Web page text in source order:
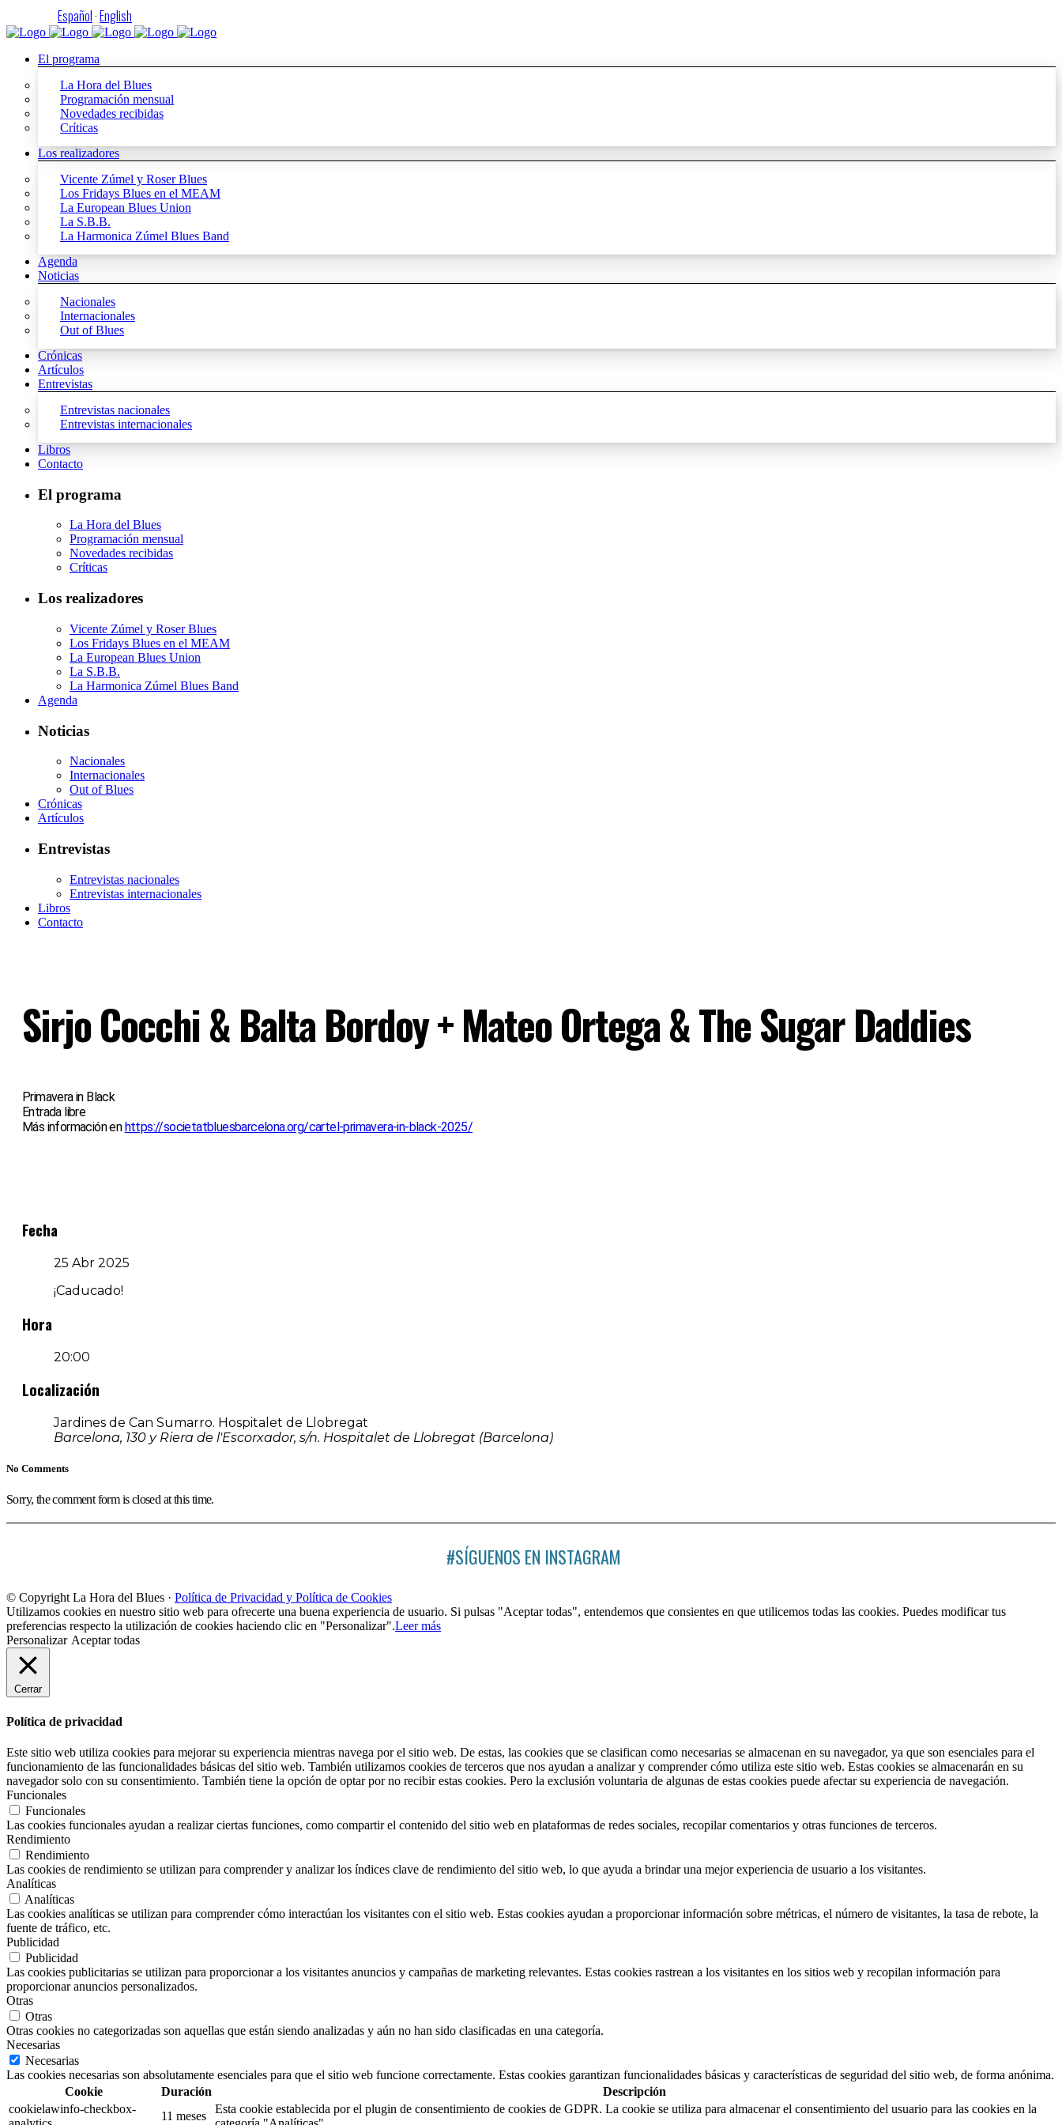
Español·English
El programa
La Hora del Blues
Programación mensual
Novedades recibidas
Críticas
Los realizadores
Vicente Zúmel y Roser Blues
Los Fridays Blues en el MEAM
La European Blues Union
La S.B.B.
La Harmonica Zúmel Blues Band
Agenda
Noticias
Nacionales
Internacionales
Out of Blues
Crónicas
Artículos
Entrevistas
Entrevistas nacionales
Entrevistas internacionales
Libros
Contacto
El programa
La Hora del Blues
Programación mensual
Novedades recibidas
Críticas
Los realizadores
Vicente Zúmel y Roser Blues
Los Fridays Blues en el MEAM
La European Blues Union
La S.B.B.
La Harmonica Zúmel Blues Band
Agenda
Noticias
Nacionales
Internacionales
Out of Blues
Crónicas
Artículos
Entrevistas
Entrevistas nacionales
Entrevistas internacionales
Libros
Contacto
Sirjo Cocchi & Balta Bordoy + Mateo Ortega & The Sugar Daddies
Primavera in Black
Entrada libre
Más información enhttps://societatbluesbarcelona.org/cartel-primavera-in-black-2025/
Fecha
25 Abr 2025
¡Caducado!
Hora
20:00
Localización
Jardines de Can Sumarro. Hospitalet de Llobregat
Barcelona, 130 y Riera de l'Escorxador, s/n. Hospitalet de Llobregat (Barcelona)
No Comments
Sorry, the comment form is closed at this time.
#SÍGUENOS EN INSTAGRAM
© Copyright La Hora del Blues · Política de Privacidad y Política de Cookies
Utilizamos cookies en nuestro sitio web para ofrecerte una buena experiencia de usuario. Si pulsas "Aceptar todas", entendemos que consientes en que utilicemos todas las cookies. Puedes modificar tus
preferencias respecto la utilización de cookies haciendo clic en "Personalizar".Leer más
Personalizar Aceptar todas
Cerrar
Política de privacidad
Este sitio web utiliza cookies para mejorar su experiencia mientras navega por el sitio web. De estas, las cookies que se clasifican como necesarias se almacenan en su navegador, ya que son esenciales para el
funcionamiento de las funcionalidades básicas del sitio web. También utilizamos cookies de terceros que nos ayudan a analizar y comprender cómo utiliza este sitio web. Estas cookies se almacenarán en su
navegador solo con su consentimiento. También tiene la opción de optar por no recibir estas cookies. Pero la exclusión voluntaria de algunas de estas cookies puede afectar su experiencia de navegación.
Funcionales
Funcionales
Las cookies funcionales ayudan a realizar ciertas funciones, como compartir el contenido del sitio web en plataformas de redes sociales, recopilar comentarios y otras funciones de terceros.
Rendimiento
Rendimiento
Las cookies de rendimiento se utilizan para comprender y analizar los índices clave de rendimiento del sitio web, lo que ayuda a brindar una mejor experiencia de usuario a los visitantes.
Analíticas
Analíticas
Las cookies analíticas se utilizan para comprender cómo interactúan los visitantes con el sitio web. Estas cookies ayudan a proporcionar información sobre métricas, el número de visitantes, la tasa de rebote, la
fuente de tráfico, etc.
Publicidad
Publicidad
Las cookies publicitarias se utilizan para proporcionar a los visitantes anuncios y campañas de marketing relevantes. Estas cookies rastrean a los visitantes en los sitios web y recopilan información para
proporcionar anuncios personalizados.
Otras
Otras
Otras cookies no categorizadas son aquellas que están siendo analizadas y aún no han sido clasificadas en una categoría.
Necesarias
Necesarias
Las cookies necesarias son absolutamente esenciales para que el sitio web funcione correctamente. Estas cookies garantizan funcionalidades básicas y características de seguridad del sitio web, de forma anónima.
Cookie
Duración
Descripción
cookielawinfo-checkbox-
11 meses
Esta cookie establecida por el plugin de consentimiento de cookies de GDPR. La cookie se utiliza para almacenar el consentimiento del usuario para las cookies en la